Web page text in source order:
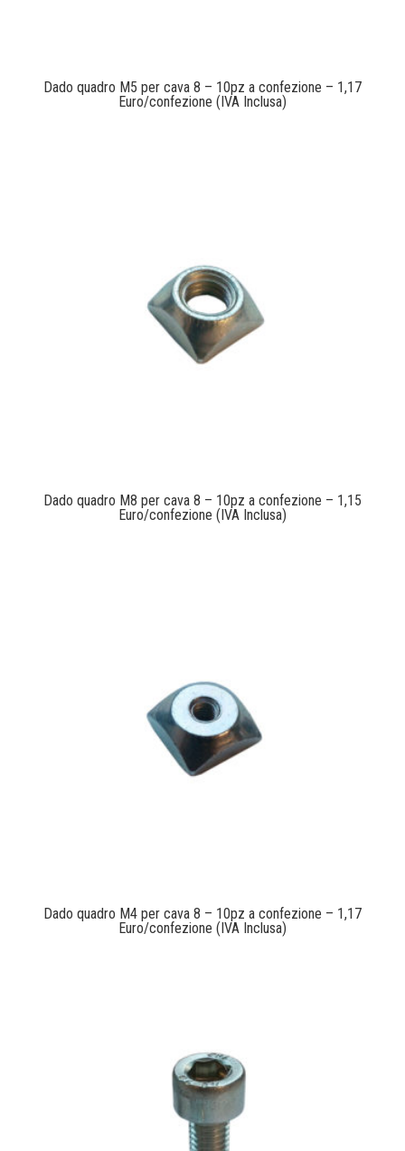
Dado quadro M5 per cava 8 – 10pz a confezione – 1,17
Euro/confezione (IVA Inclusa)
Dado quadro M8 per cava 8 – 10pz a confezione – 1,15
Euro/confezione (IVA Inclusa)
Dado quadro M4 per cava 8 – 10pz a confezione – 1,17
Euro/confezione (IVA Inclusa)